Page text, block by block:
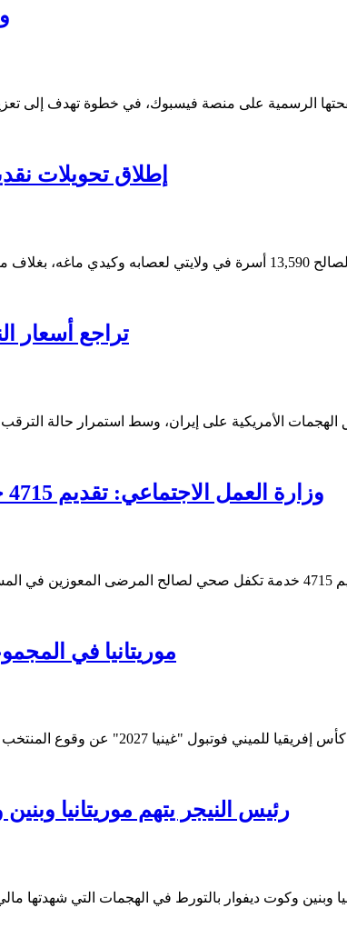
إطلاق تحويلات نقدية لأكثر من 13 ألف
تراجع أسعار النفط 4% بعد تعليق الهجمات
وزارة العمل الاجتماعي: تقديم 4715 خدمة تكفل صحي للمرضى المعوزين خلال أسبوع
موريتانيا في
رئيس النيجر يتهم موريتانيا